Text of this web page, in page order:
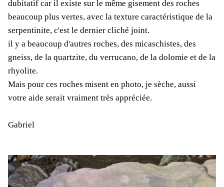
dubitatif car il existe sur le même gisement des roches
beaucoup plus vertes, avec la texture caractéristique de la
serpentinite, c'est le dernier cliché joint.
il y a beaucoup d'autres roches, des micaschistes, des
gneiss, de la quartzite, du verrucano, de la dolomie et de la
rhyolite.
Mais pour ces roches misent en photo, je sèche, aussi
votre aide serait vraiment très appréciée.
Gabriel